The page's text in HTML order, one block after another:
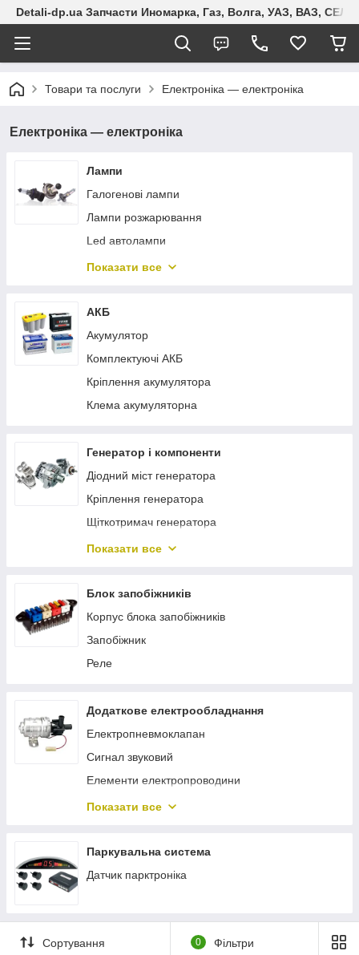
Detali-dp.ua Запчасти Иномарка, Газ, Волга, УАЗ, ВАЗ,
Товари та послуги Електроніка — електроніка
Електроніка — електроніка
Лампи
Галогенові лампи
Лампи розжарювання
Led автолампи
Світлодіодна стрічка
Показати все
АКБ
Акумулятор
Комплектуючі АКБ
Кріплення акумулятора
Клема акумуляторна
Генератор і компоненти
Діодний міст генератора
Кріплення генератора
Щіткотримач генератора
Статор генератора
Генератор
Підшипник генератора
Обгінна муфта генератора
Реле регулятор генератора
Компоненти генератора
Ролик ременя генератора
Щітки генератора
Показати все
Блок запобіжників
Корпус блока запобіжників
Запобіжник
Реле
Додаткове електрообладнання
Електропневмоклапан
Сигнал звуковий
Елементи електропроводини
Кнопки та тумблери
Показати все
Паркувальна система
Датчик парктроніка
Сортування 0 Фільтри